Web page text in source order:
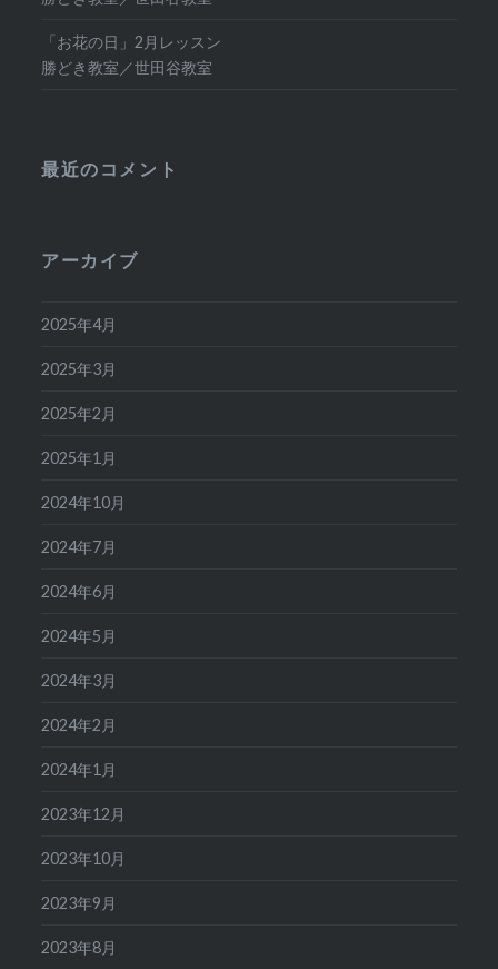
「お花の日」2月レッスン
勝どき教室／世田谷教室
最近のコメント
アーカイブ
2025年4月
2025年3月
2025年2月
2025年1月
2024年10月
2024年7月
2024年6月
2024年5月
2024年3月
2024年2月
2024年1月
2023年12月
2023年10月
2023年9月
2023年8月